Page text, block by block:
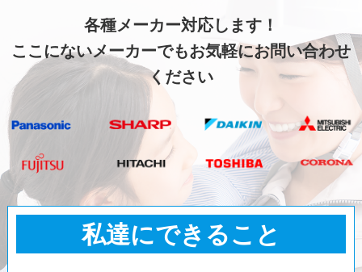
各種メーカー対応します！
ここにないメーカーでもお気軽にお問い合わせ
ください
私達にできること